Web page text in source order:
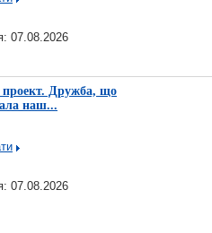
07.08.2026
Дружба, що
наш...
07.08.2026